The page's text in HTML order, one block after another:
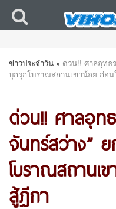
ข่าวประจำวัน » ด่วน!! ศาลอุทธ
บุกรุกโบราณสถานเขาน้อย ก่อ
ด่วน!! ศาลอุท
จันทร์สว่าง”
โบราณสถานเ
สู้ฎีกา